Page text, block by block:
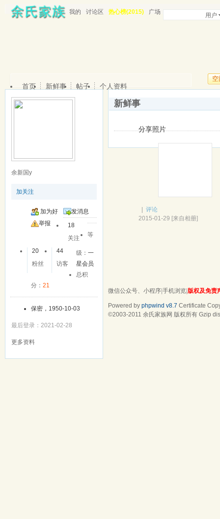
我的 讨论区 热心榜(2015) 广场 用户
空
首页 新鲜事 帖子 个人资料
余新国y
加关注
加为好
友
发消息
举报
18
关注
20
粉丝
44
访客
等
级：一
星会员
总积
分： 21
保密，1950-10-03
最后登录：2021-02-28
更多资料
新鲜事
分享照片
| 评论
2015-01-29 [来自相册]
微信公众号、小程序 手机浏览 版权及免责
Powered by phpwind v8.7 Certificate
©2003-2011 余氏家族网 版权所有 Gzip